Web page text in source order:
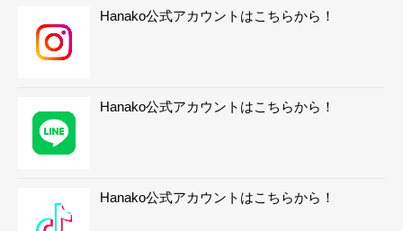
Hanako公式アカウントはこちらから！
Hanako公式アカウントはこちらから！
Hanako公式アカウントはこちらから！